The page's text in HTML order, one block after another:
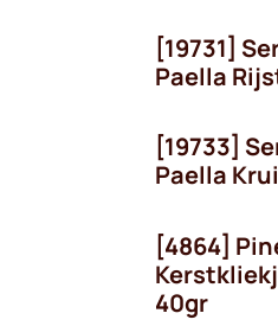
[19731]
Paella
[19733]
Paella
[4864]
40gr